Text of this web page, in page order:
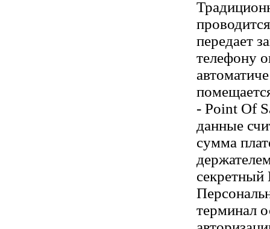
передает
телефону
- Point Of
данные
сумма
терминал